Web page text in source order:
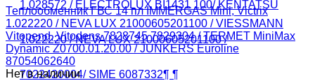
Теплообменник ГВС 14 пл IMMERGAS Mini, Victrix
1.022220 / NEVA LUX 21000605201100 / VIESSMANN
Vitopend, Vitodens 7828745 7829304 / TERMET MiniMax
Dynamic Z0700.01.20.00 / JUNKERS Euroline
87054062640
Нет в наличии